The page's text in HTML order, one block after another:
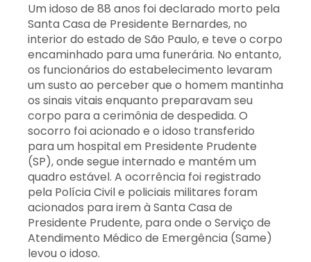
Um idoso de 88 anos foi declarado morto pela
Santa Casa de Presidente Bernardes, no
interior do estado de São Paulo, e teve o corpo
encaminhado para uma funerária. No entanto,
os funcionários do estabelecimento levaram
um susto ao perceber que o homem mantinha
os sinais vitais enquanto preparavam seu
corpo para a cerimônia de despedida. O
socorro foi acionado e o idoso transferido
para um hospital em Presidente Prudente
(SP), onde segue internado e mantém um
quadro estável. A ocorrência foi registrado
pela Polícia Civil e policiais militares foram
acionados para irem à Santa Casa de
Presidente Prudente, para onde o Serviço de
Atendimento Médico de Emergência (Same)
levou o idoso.